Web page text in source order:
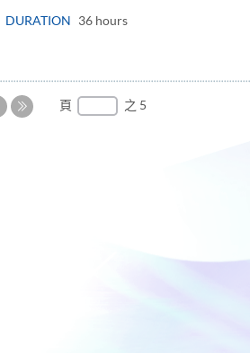
DURATION 36 hours
下
頁 之 5